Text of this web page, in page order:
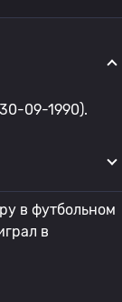
09-1990).
в футбольном
в